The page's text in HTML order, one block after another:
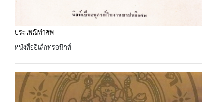
ประเพณีทำศพ
หนังสืออิเล็กทรอนิกส์